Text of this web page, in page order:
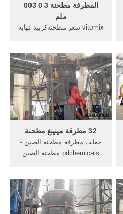
المطرقة مطحنة 3 0 003
ملم
vitomix سعر مطحنةكربيد نهاية
مطحنة الكرة اطحن -كربيد
الكرة مطحنة 3 4-,الكرة
مطحنة كربيد التنغستنالكسارة
المطرقة صممه sbm يناسب
لإنتاج 0-3 ملم منتجات مسحوق
.
32 مطرقة مينينغ مطحنة
جعلت مطرقة مطحنة الصين -
pdchemicals مطحنة الصين
طحن قائمة مطرقة سعر
مطحنة المطرقة مطحنة آلة في
الصين شحن مجاني 1 قطعة